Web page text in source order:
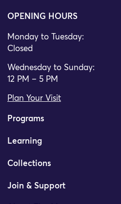
OPENING HOURS
Monday to Tuesday:
Closed
Wednesday to Sunday:
12 PM – 5 PM
Plan Your Visit
Programs
Learning
Collections
Join & Support